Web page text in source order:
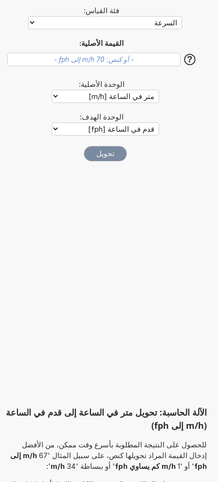
فئة القياس:
القيمة الأصلية:
?
الوحدة الأصلية:
الوحدة الهدف:
الآلة الحاسبة: تحويل متر في الساعة إلى قدم في الساعة
(m/h إلى fph)
للحصول على النتيجة المطلوبة بأسرع وقت ممكن، من الأفضل
إدخال القيمة المراد تحويلها كنص، على سبيل المثال '67
m/h إلى
fph' أو '1 m/h كم يساوي fph ' أو ببساطة '34 m/h
':